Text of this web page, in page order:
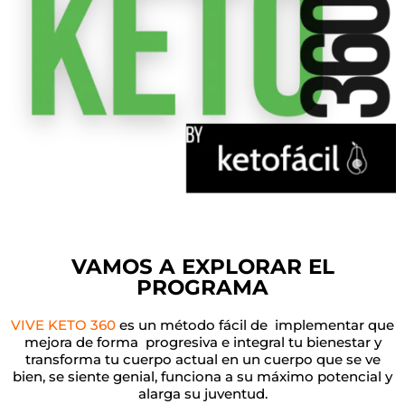
VAMOS A EXPLORAR EL
PROGRAMA
VIVE KETO 360 es un método fácil de implementar que
mejora de forma progresiva e integral tu bienestar y
transforma tu cuerpo actual en un cuerpo que se ve
bien, se siente genial, funciona a su máximo potencial y
alarga su juventud.